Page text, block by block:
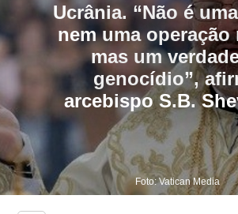
Ucrânia. “Não é
nem uma operação
mas um
genocídio”,
arcebispo S.B.
Foto: Vatican Media